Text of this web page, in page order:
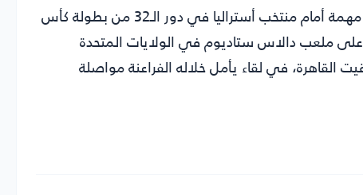
يخوض منتخب مصر، بقيادة المدير الفني حسام حسن، مواجهة مهمة أمام منتخب أستراليا في دور الـ32 من بطولة كأس
2026، وتقام المباراة مساء اليوم الجمعة 3 يوليو 2026، على ملعب دالاس ستاديوم في الولايات المتحدة
القاهرة، في لقاء يأمل خلاله الفراعنة مواصلة